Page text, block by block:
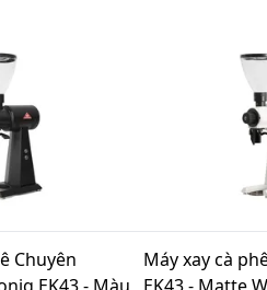
Chuyên
Máy xay cà